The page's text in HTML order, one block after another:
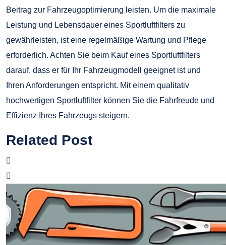
Beitrag zur Fahrzeugoptimierung leisten. Um die maximale
Leistung und Lebensdauer eines Sportluftfilters zu
gewährleisten, ist eine regelmäßige Wartung und Pflege
erforderlich. Achten Sie beim Kauf eines Sportluftfilters
darauf, dass er für Ihr Fahrzeugmodell geeignet ist und
Ihren Anforderungen entspricht. Mit einem qualitativ
hochwertigen Sportluftfilter können Sie die Fahrfreude und
Effizienz Ihres Fahrzeugs steigern.
Related Post